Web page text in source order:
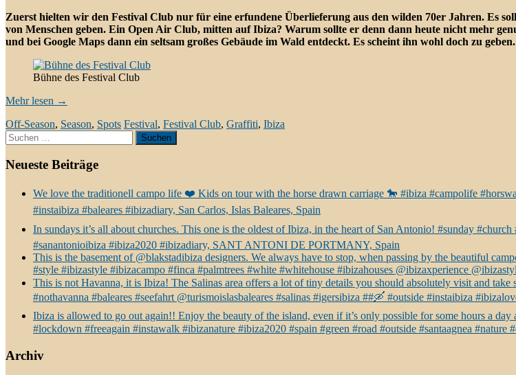
Zuerst hielten wir den Festival Club nur für eine erfundene Überlieferung aus den wilden 70er Jahren. Es
von Menschen geben. Ein Open Air Club, mitten auf Ibiza? Warum sollte er denn dann heute nicht mehr
und bei Google Maps dann ein seltsam großes Gebäude im Wald entdeckt. Es scheint ihn wohl doch zu geben.
Bühne des Festival Club
Mehr lesen →
Off-Season, Season, Spots Festival, Festival Club, Graffiti, Ibiza
Suchen
nach:
Neueste Beiträge
We love the traditionell campo life ❤️ Kids on tour with the horse drawn carriage 🐎 #ibiza #campolife
#instaibiza #baleares #ibizadiary, San Carlos, Islas Baleares, Spain
In sundays it’s all about churches. This one is the oldest of Ibiza, in the heart of San Antonio! #sunday
#sanantonioibiza #ibiza2020 #ibizadiary, SANT ANTONI DE PORTMANY, Spain
This is the basement of @blakstadibiza designers. We always have to stop, when passing by the beautiful
#style #ibizastyle #ibizacampo #finca #palmtrees #white #whitehouse #ibizahouses @ibizaxperience
This is not Havanna, it is Ibiza! The Salinas area offers a lot of tiny details you should absolutely visit and
#nothavanna #baleares #seefahrt @turismoislasbaleares #salinas #igersibiza ##🛶 #outside #instaibiza
Ibiza is allowed to go out again!! Enjoy the beauty of the island, even if it’s only possible for some hours a
#lockdown #freeagain #instawalk #ibizanature #ibiza2020 #spain #green #road #outside #santaagnea #nature
Archiv